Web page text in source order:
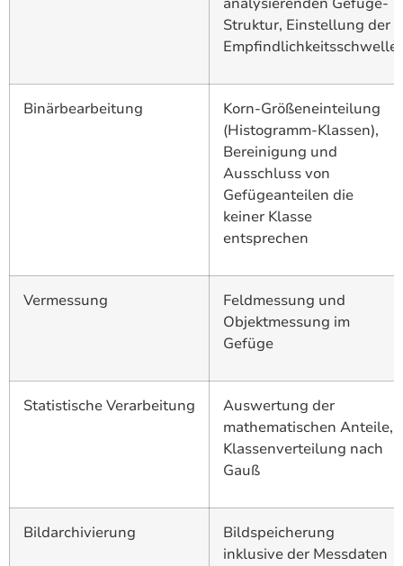
Struktur, Einstellung der
Empfindlichkeitsschwelle
Binärbearbeitung
Korn-Größeneinteilung
(Histogramm-Klassen),
Bereinigung und
Ausschluss von
Gefügeanteilen die
keiner Klasse
entsprechen
Vermessung
Feldmessung und
Objektmessung im
Gefüge
Statistische Verarbeitung
Auswertung der
mathematischen Anteile,
Klassenverteilung nach
Gauß
Bildarchivierung
Bildspeicherung
inklusive der Messdaten